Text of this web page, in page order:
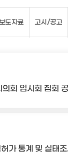
회 임시회 집회
가 통계 및 실태
보도자료 고시/공고